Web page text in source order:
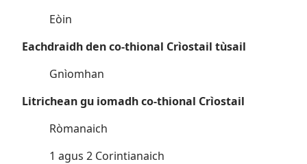
Eòin
Eachdraidh den co-thional Crìostail tùsail
Gnìomhan
Litrichean gu iomadh co-thional Crìostail
Ròmanaich
1 agus 2 Corintianaich